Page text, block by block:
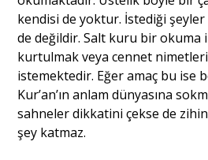
kendisi de yoktur. İstediği
de değildir. Salt kuru bir okuma
kurtulmak veya cennet
istemektedir. Eğer amaç bu ise
Kur’an’ın anlam dünyasına
sahneler dikkatini çekse de
şey katmaz.